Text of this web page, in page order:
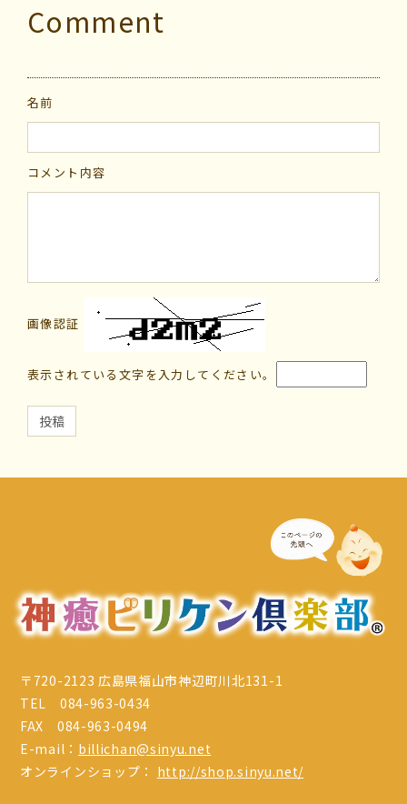
Comment
名前
コメント内容
画像認証
表示されている文字を入力してください。
〒720-2123 広島県福山市神辺町川北131-1
TEL 084-963-0434
FAX 084-963-0494
E-mail： billichan@sinyu.net
オンラインショップ： http://shop.sinyu.net/